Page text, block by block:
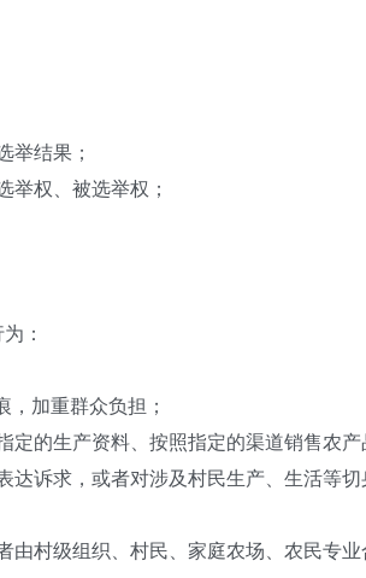
结果；
权、被选举权；
：
加重群众负担；
的生产资料、按照指定的渠道销售农产
诉求，或者对涉及村民生产、生活等切
村级组织、村民、家庭农场、农民专业